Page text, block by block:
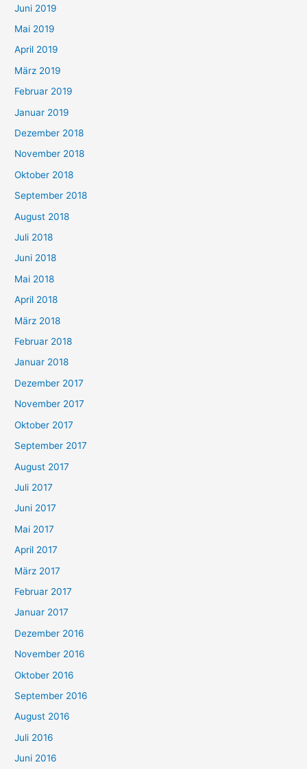
Juni 2019
Mai 2019
April 2019
März 2019
Februar 2019
Januar 2019
Dezember 2018
November 2018
Oktober 2018
September 2018
August 2018
Juli 2018
Juni 2018
Mai 2018
April 2018
März 2018
Februar 2018
Januar 2018
Dezember 2017
November 2017
Oktober 2017
September 2017
August 2017
Juli 2017
Juni 2017
Mai 2017
April 2017
März 2017
Februar 2017
Januar 2017
Dezember 2016
November 2016
Oktober 2016
September 2016
August 2016
Juli 2016
Juni 2016